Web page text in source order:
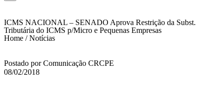
ICMS NACIONAL – SENADO Aprova Restrição da Subst.
Tributária do ICMS p/Micro e Pequenas Empresas
Home / Notícias
Postado por Comunicação CRCPE
08/02/2018